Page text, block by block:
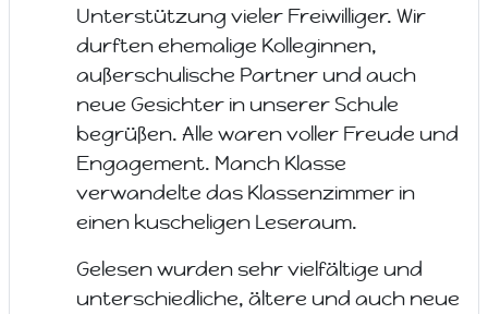
Unterstützung vieler Freiwilliger. Wir
durften ehemalige Kolleginnen,
außerschulische Partner und auch
neue Gesichter in unserer Schule
begrüßen. Alle waren voller Freude und
Engagement. Manch Klasse
verwandelte das Klassenzimmer in
einen kuscheligen Leseraum.
Gelesen wurden sehr vielfältige und
unterschiedliche, ältere und auch neue